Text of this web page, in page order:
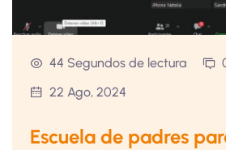
44 Segundos de lectura
22 Ago, 2024
Escuela de padres